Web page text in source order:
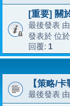
[重要] 關
最後發表
發表於 位於
回覆: 1
【策略/
最後發表 由